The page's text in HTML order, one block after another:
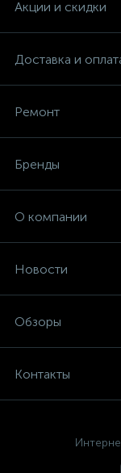
Акции и скидки
Доставка и
Ремонт
Бренды
О компании
Новости
Обзоры
Контакты